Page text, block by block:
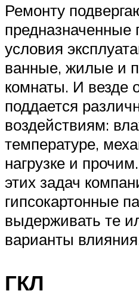
Ремонту
предназначенные
условия
ванные, жилые и
комнаты. И везде
поддается
воздействиям:
температуре,
нагрузке и
этих задач
гипсокартонные
выдерживать те
варианты
ГКЛ